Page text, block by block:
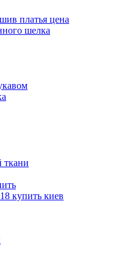
платья цена
шелка
ткани
купить киев